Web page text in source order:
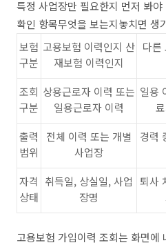
특정 사업장만 필요한지 먼저 봐야
확인 항목무엇을 보는지놓치면 생
보험
구분
고용보험 이력인지 산
재보험 이력인지
다른
조회
구분
상용근로자 이력 또는
일용근로자 이력
일용
출력
범위
전체 이력 또는 개별
사업장
경력
자격
상태
취득일, 상실일, 사업
장명
퇴사
고용보험 가입이력 조회는 화면에